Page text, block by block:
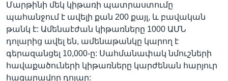
Մարթինի մեկ կիթառի պատրաստումը
պահանջում է ավելի քան 200 քայլ, և բավական
թանկ է: Ամենաէժան կիթառները 1000 ԱՄՆ
դոլարից ավել են, ամենաթանկը կարող է
գերազանցել 10,000-ը: Սահմանափակ նմուշների
հավաքածուների կիթառները կարժենան հարյուր
հազարավոր դոլար: